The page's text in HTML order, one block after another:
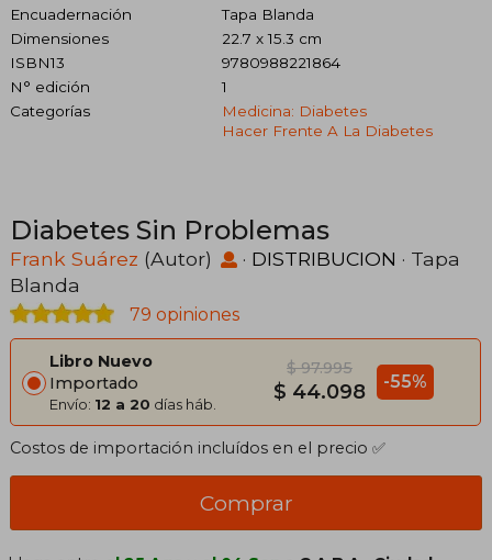
Encuadernación
Tapa Blanda
Dimensiones
22.7 x 15.3 cm
ISBN13
9780988221864
N° edición
1
Categorías
Medicina: Diabetes
Hacer Frente A La Diabetes
Diabetes Sin Problemas
Frank Suárez (Autor) · DISTRIBUCION · Tapa
Blanda
79 opiniones
Libro Nuevo
Importado
Envío: 12 a 20 días háb.
$ 97.995
$ 44.098 -55%
Costos de importación incluídos en el precio ✅
Comprar